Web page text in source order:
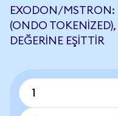
EXODON/MSTRON:
(ONDO
DEĞERINE EŞITTIR